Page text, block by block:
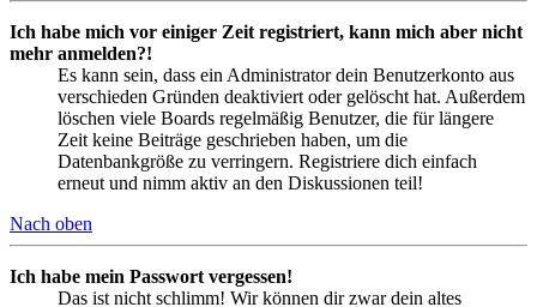
Ich habe mich vor einiger Zeit registriert, kann mich aber nicht
mehr anmelden?!
Es kann sein, dass ein Administrator dein Benutzerkonto aus
verschieden Gründen deaktiviert oder gelöscht hat. Außerdem
löschen viele Boards regelmäßig Benutzer, die für längere
Zeit keine Beiträge geschrieben haben, um die
Datenbankgröße zu verringern. Registriere dich einfach
erneut und nimm aktiv an den Diskussionen teil!
Nach oben
Ich habe mein Passwort vergessen!
Das ist nicht schlimm! Wir können dir zwar dein altes